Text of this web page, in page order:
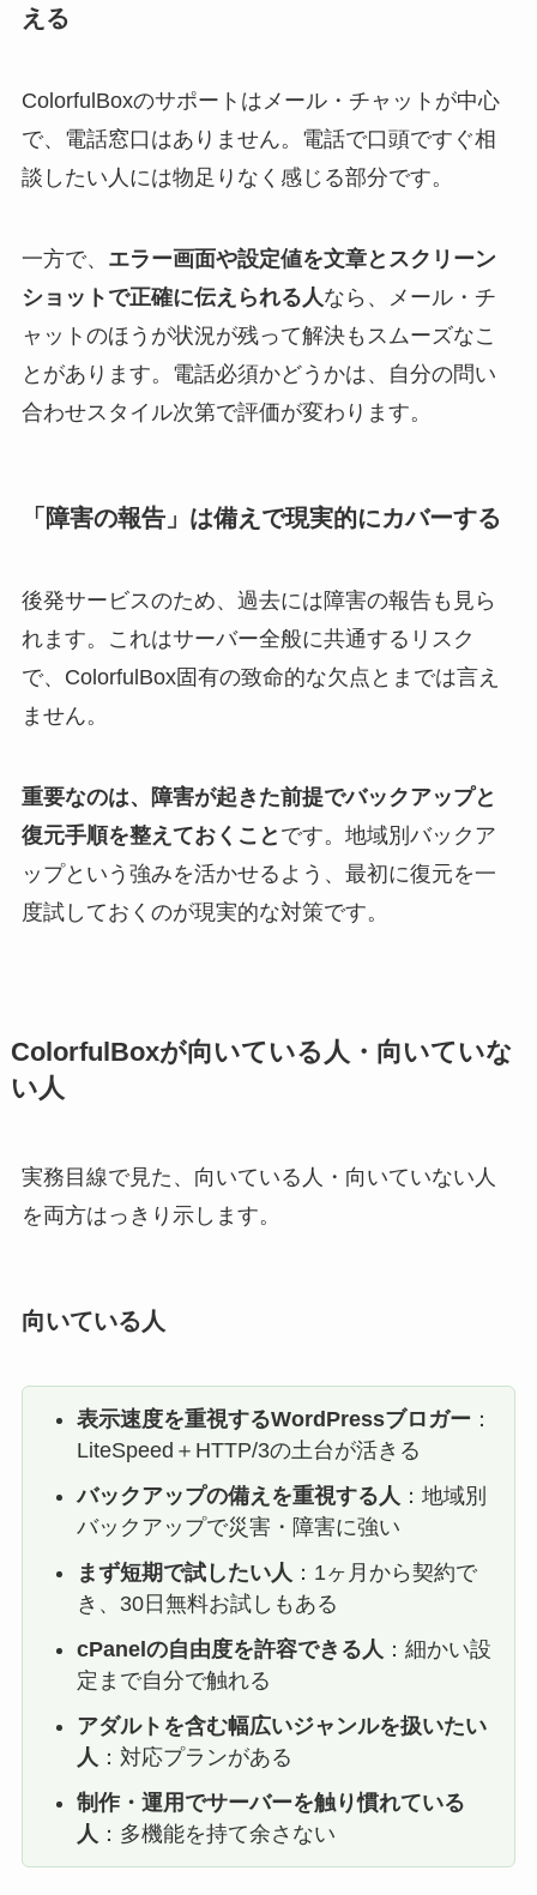
える
ColorfulBoxのサポートはメール・チャットが中心
で、電話窓口はありません。電話で口頭ですぐ相
談したい人には物足りなく感じる部分です。
一方で、 エラー画面や設定値を文章とスクリーン
ショットで正確に伝えられる人 なら、メール・チ
ャットのほうが状況が残って解決もスムーズなこ
とがあります。電話必須かどうかは、自分の問い
合わせスタイル次第で評価が変わります。
「障害の報告」は備えで現実的にカバーする
後発サービスのため、過去には障害の報告も見ら
れます。これはサーバー全般に共通するリスク
で、ColorfulBox固有の致命的な欠点とまでは言え
ません。
重要なのは、障害が起きた前提でバックアップと
復元手順を整えておくこと です。地域別バックア
ップという強みを活かせるよう、最初に復元を一
度試しておくのが現実的な対策です。
ColorfulBoxが向いている人・向いていな
い人
実務目線で見た、向いている人・向いていない人
を両方はっきり示します。
向いている人
表示速度を重視するWordPressブロガー ：
LiteSpeed＋HTTP/3の土台が活きる
バックアップの備えを重視する人 ：地域別
バックアップで災害・障害に強い
まず短期で試したい人 ：1ヶ月から契約で
き、30日無料お試しもある
cPanelの自由度を許容できる人 ：細かい設
定まで自分で触れる
アダルトを含む幅広いジャンルを扱いたい
人 ：対応プランがある
制作・運用でサーバーを触り慣れている
人 ：多機能を持て余さない